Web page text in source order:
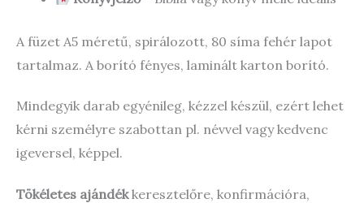
A füzet A5 méretű, spirálozott, 80 síma fehér lapot
tartalmaz. A borító fényes, laminált karton borító.
Mindegyik darab egyénileg, kézzel készül, ezért lehet
kérni személyre szabottan pl. névvel vagy kedvenc
igeversel, képpel.
Tökéletes ajándékkeresztelőre, konfirmációra,